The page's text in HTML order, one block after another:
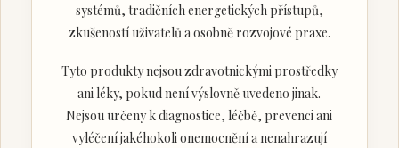
systémů, tradičních energetických přístupů,
zkušeností uživatelů a osobně rozvojové praxe.
Tyto produkty nejsou zdravotnickými prostředky
ani léky, pokud není výslovně uvedeno jinak.
Nejsou určeny k diagnostice, léčbě, prevenci ani
vyléčení jakéhokoli onemocnění a nenahrazují